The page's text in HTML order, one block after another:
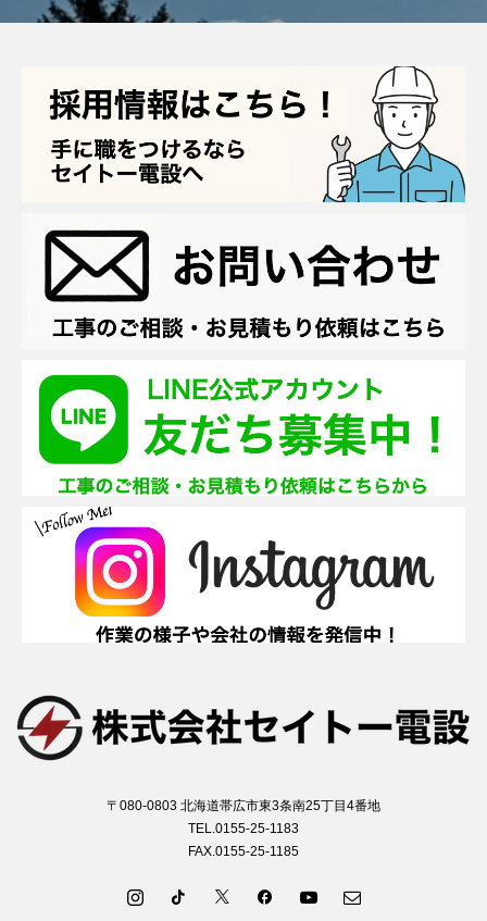
〒080-0803 北海道帯広市東3条南25丁目4番地
TEL.0155-25-1183
FAX.0155-25-1185